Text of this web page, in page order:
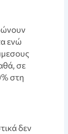
ενώ
σε
στη
δεν